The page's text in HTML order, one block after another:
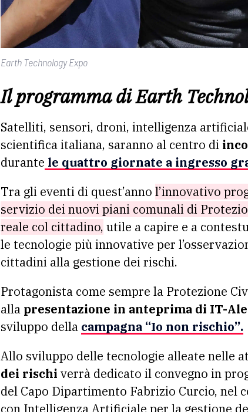
Earth Technology Expo
Il programma diEarth
Satelliti, sensori, droni, intelligenza
scientifica italiana, saranno al centro di
durante le quattro giornate a ingresso
Tra gli eventi di quest’anno l’innovativo
servizio dei nuovi piani comunali di
reale col cittadino, utile a capire e a
le tecnologie più innovative per
cittadini alla gestione dei rischi.
Protagonista come sempre la Protezione
alla presentazione in anteprima di IT-
sviluppo della campagna “Io non rischio”.
Allo sviluppo delle tecnologie alleate nelle
dei rischi verrà dedicato il convegno in
del Capo Dipartimento Fabrizio Curcio, nel
con Intelligenza Artificiale per la gestione